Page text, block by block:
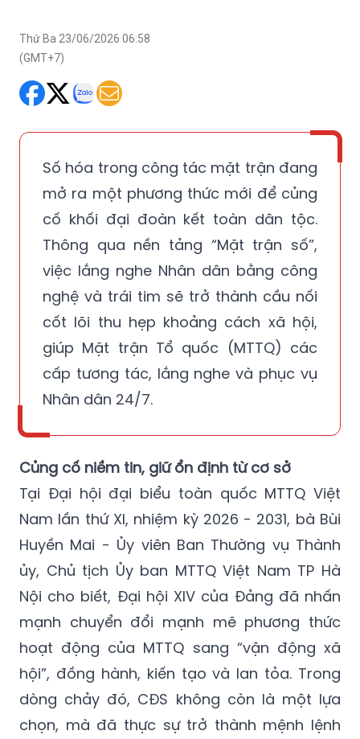
Thứ Ba 23/06/2026 06:58
(GMT+7)
Số hóa trong công tác mặt trận đang
mở ra một phương thức mới để củng
cố khối đại đoàn kết toàn dân tộc.
Thông qua nền tảng “Mặt trận số”,
việc lắng nghe Nhân dân bằng công
nghệ và trái tim sẽ trở thành cầu nối
cốt lõi thu hẹp khoảng cách xã hội,
giúp Mặt trận Tổ quốc (MTTQ) các
cấp tương tác, lắng nghe và phục vụ
Nhân dân 24/7.
Củng cố niềm tin, giữ ổn định từ cơ sở
Tại Đại hội đại biểu toàn quốc MTTQ Việt
Nam lần thứ XI, nhiệm kỳ 2026 - 2031, bà Bùi
Huyền Mai - Ủy viên Ban Thường vụ Thành
ủy, Chủ tịch Ủy ban MTTQ Việt Nam TP Hà
Nội cho biết, Đại hội XIV của Đảng đã nhấn
mạnh chuyển đổi mạnh mẽ phương thức
hoạt động của MTTQ sang “vận động xã
hội”, đồng hành, kiến tạo và lan tỏa. Trong
dòng chảy đó, CĐS không còn là một lựa
chọn, mà đã thực sự trở thành mệnh lệnh